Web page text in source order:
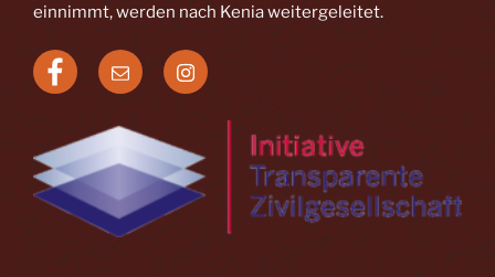
einnimmt, werden nach Kenia weitergeleitet.
Facebook
E-
Mail
Instagram